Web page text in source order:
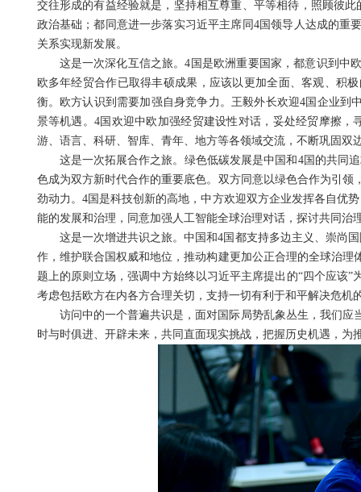
交往形成的有益经验就是，坚持相互尊重、平等相待，照顾彼
政治基础；都同意进一步落实习近平主席同4国领导人达成的重
关系实现新发展。
这是一次深化互信之旅。4国是欧洲重要国家，都意识到中
欧多年经贸合作已取得丰硕成果，应该以更加全面、客观、积
衡。欧方认识到需要加强自身竞争力。王毅外长欢迎4国企业到
景等机遇。4国欢迎中欧加强经贸建设性对话，妥处经贸摩擦
游、语言、科研、智库、青年、地方等各领域交流，不断巩固双
这是一次拓展合作之旅。绿色低碳发展是中国和4国的共同
色成为双方新时代合作的重要底色。双方同意以绿色合作为引
劲动力。4国是科技创新的高地，中方欢迎双方企业发挥各自优
能的发展和治理，同意加强人工智能全球治理对话，探讨共同
这是一次增进共识之旅。中国和4国都支持多边主义、崇尚
作，维护联合国权威和地位，推动构建更加公正合理的全球治
题上的原则立场，强调中方始终以习近平主席提出的“四个应该
考虑包括欧方在内各方合理关切，支持一切有利于和平解决危机
访问中的一个普遍共识是，面对国际局势乱象丛生，我们
时与时俱进、开辟未来，共同直面现实挑战，把握历史机遇，为